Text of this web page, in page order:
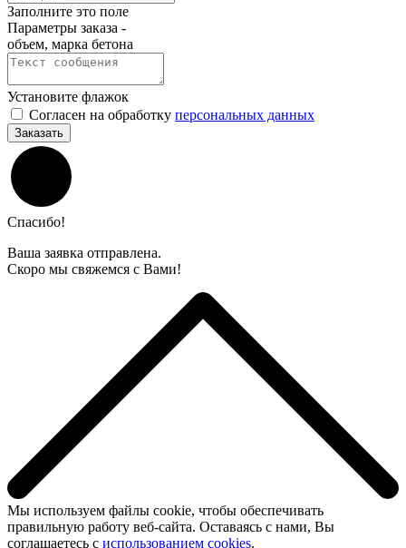
Заполните это поле
Параметры заказа -
объем, марка бетона
Установите флажок
Согласен на обработку персональных данных
Заказать
Спасибо!
Ваша заявка отправлена.
Скоро мы свяжемся с Вами!
Мы используем файлы cookie, чтобы обеспечивать
правильную работу веб-сайта. Оставаясь с нами, Вы
соглашаетесь с использованием cookies.